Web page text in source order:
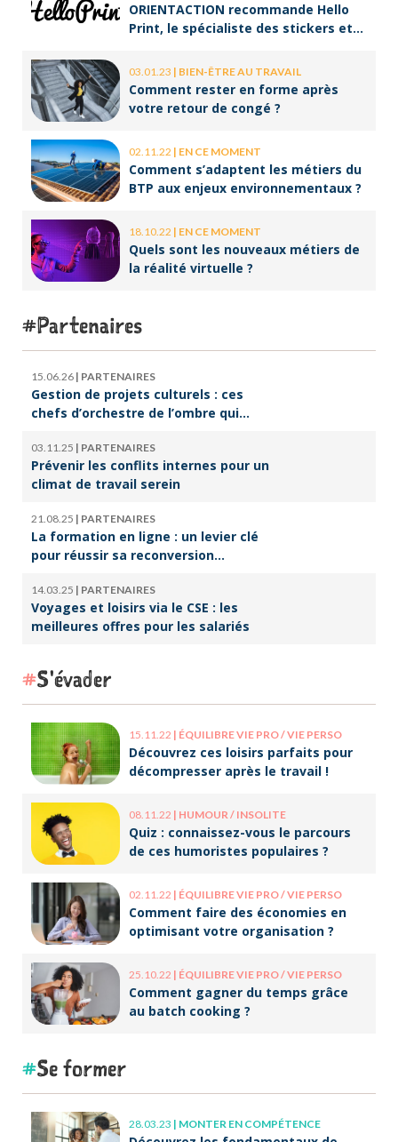
ORIENTACTION recommande Hello
Print, le spécialiste des stickers et
03.01.23 | BIEN-ÊTRE AU TRAVAIL
Comment rester en forme après
votre retour de congé ?
02.11.22 | EN CE MOMENT
Comment s’adaptent les métiers du
BTP aux enjeux environnementaux ?
18.10.22 | EN CE MOMENT
Quels sont les nouveaux métiers de
la réalité virtuelle ?
Partenaires
15.06.26 | PARTENAIRES
Gestion de projets culturels : ces
chefs d’orchestre de l’ombre qui
03.11.25 | PARTENAIRES
Prévenir les conflits internes pour un
climat de travail serein
21.08.25 | PARTENAIRES
La formation en ligne : un levier clé
pour réussir sa reconversion
14.03.25 | PARTENAIRES
Voyages et loisirs via le CSE : les
meilleures offres pour les salariés
S'évader
15.11.22 | ÉQUILIBRE VIE PRO / VIE PERSO
Découvrez ces loisirs parfaits pour
décompresser après le travail !
08.11.22 | HUMOUR / INSOLITE
Quiz : connaissez-vous le parcours
de ces humoristes populaires ?
02.11.22 | ÉQUILIBRE VIE PRO / VIE PERSO
Comment faire des économies en
optimisant votre organisation ?
25.10.22 | ÉQUILIBRE VIE PRO / VIE PERSO
Comment gagner du temps grâce
au batch cooking ?
Se former
28.03.23 | MONTER EN COMPÉTENCE